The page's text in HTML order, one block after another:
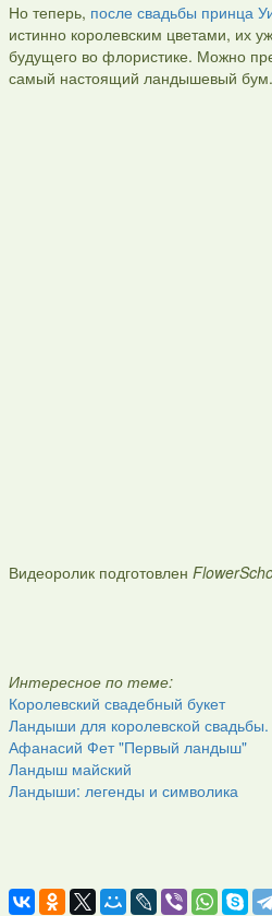
Но теперь, после свадьбы принца
истинно королевским цветами, их
будущего во флористике. Можно
самый настоящий ландышевый
Видеоролик подготовлен
Интересное по теме:
Королевский свадебный букет
Ландыши для королевской
Афанасий Фет "Первый ландыш"
Ландыш майский
Ландыши: легенды и символика